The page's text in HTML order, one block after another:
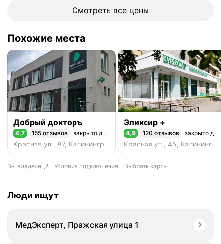
Смотреть все цены
Похожие места
Добрый докторъ
Рейтинг 4,7 из 5
4,7 155 отзывов закрыто до 09:00
Красная ул., 87, Калининград
Эликсир +
Рейтинг 4,9 из 5
4,9 120 отзывов закрыто до завтра
Красная ул., 45, Калининград
Вы владелец? Условия подключения Выбрать карты
Люди ищут
МедЭксперт, Пражская улица 1